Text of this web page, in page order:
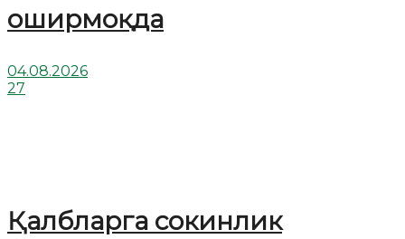
оширмоқда
04.08.2026
27
Қалбларга сокинлик